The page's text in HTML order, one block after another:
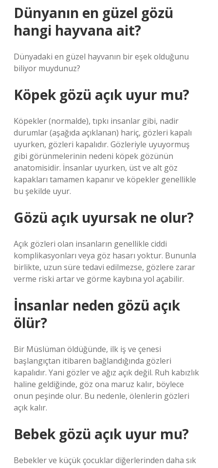
Dünyanın en güzel gözü
hangi hayvana ait?
Dünyadaki en güzel hayvanın bir eşek olduğunu
biliyor muydunuz?
Köpek gözü açık uyur mu?
Köpekler (normalde), tıpkı insanlar gibi, nadir
durumlar (aşağıda açıklanan) hariç, gözleri kapalı
uyurken, gözleri kapalıdır. Gözleriyle uyuyormuş
gibi görünmelerinin nedeni köpek gözünün
anatomisidir. İnsanlar uyurken, üst ve alt göz
kapakları tamamen kapanır ve köpekler genellikle
bu şekilde uyur.
Gözü açık uyursak ne olur?
Açık gözleri olan insanların genellikle ciddi
komplikasyonları veya göz hasarı yoktur. Bununla
birlikte, uzun süre tedavi edilmezse, gözlere zarar
verme riski artar ve görme kaybına yol açabilir.
İnsanlar neden gözü açık
ölür?
Bir Müslüman öldüğünde, ilk iş ve çenesi
başlangıçtan itibaren bağlandığında gözleri
kapalıdır. Yani gözler ve ağız açık değil. Ruh kabızlık
haline geldiğinde, göz ona maruz kalır, böylece
onun peşinde olur. Bu nedenle, ölenlerin gözleri
açık kalır.
Bebek gözü açık uyur mu?
Bebekler ve küçük çocuklar diğerlerinden daha sık